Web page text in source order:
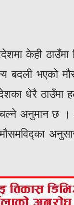
केही
बदली भएको
धेरै ठाउँमा
अनुमान छ ।